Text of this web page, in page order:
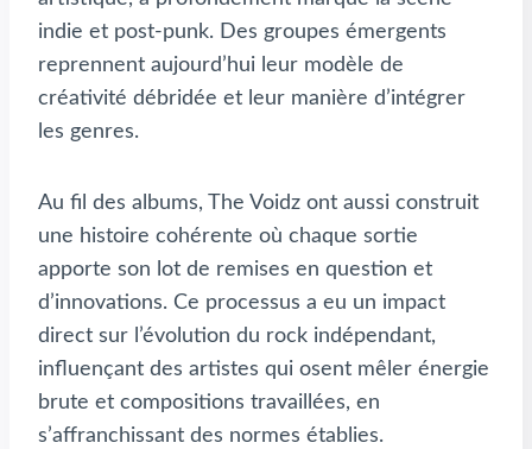
indie et post-punk. Des groupes émergents
reprennent aujourd’hui leur modèle de
créativité débridée et leur manière d’intégrer
les genres.
Au fil des albums, The Voidz ont aussi construit
une histoire cohérente où chaque sortie
apporte son lot de remises en question et
d’innovations. Ce processus a eu un impact
direct sur l’évolution du rock indépendant,
influençant des artistes qui osent mêler énergie
brute et compositions travaillées, en
s’affranchissant des normes établies.